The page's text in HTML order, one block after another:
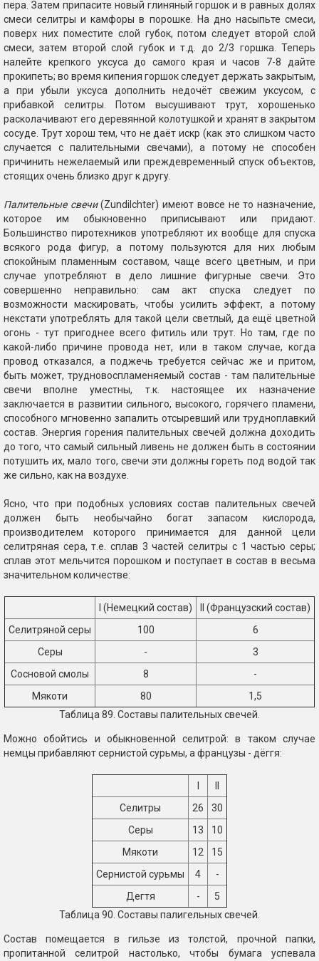
пера. Затем припасите новый глиняный горшок и в равных долях
смеси селитры и камфоры в порошке. На дно насыпьте смеси,
поверх них поместите слой губок, потом следует второй слой
смеси, затем второй слой губок и т.д. до 2/3 горшка. Теперь
налейте крепкого уксуса до самого края и часов 7-8 дайте
прокипеть; во время кипения горшок следует держать закрытым,
а при убыли уксуса дополнить недочёт свежим уксусом, с
прибавкой селитры. Потом высушивают трут, хорошенько
расколачивают его деревянной колотушкой и хранят в закрытом
сосуде. Трут хорош тем, что не даёт искр (как это слишком часто
случается с палительными свечами), а потому не способен
причинить нежелаемый или преждевременный спуск объектов,
стоящих очень близко друг к другу.
Палительные свечи(Zundilchter) имеют вовсе не то назначение,
которое им обыкновенно приписывают или придают.
Большинство пиротехников употребляют их вообще для спуска
всякого рода фигур, а потому пользуются для них любым
спокойным пламенным составом, чаще всего цветным, и при
случае употребляют в дело лишние фигурные свечи. Это
совершенно неправильно: сам акт спуска следует по
возможности маскировать, чтобы усилить эффект, а потому
некстати употреблять для такой цели светлый, да ещё цветной
огонь - тут пригоднее всего фитиль или трут. Но там, где по
какой-либо причине провода нет, или в таком случае, когда
провод отказался, а поджечь требуется сейчас же и притом,
быть может, трудновоспламеняемый состав - там палительные
свечи вполне уместны, т.к. настоящее их назначение
заключается в развитии сильного, высокого, горячего пламени,
способного мгновенно запалить отсыревший или трудноплавкий
состав. Энергия горения палительных свечей должна доходить
до того, что самый сильный ливень не должен быть в состоянии
потушить их, мало того, свечи эти должны гореть под водой так
же сильно, как на воздухе.
Ясно, что при подобных условиях состав палительных свечей
должен быть необычайно богат запасом кислорода,
производителем которого принимается для данной цели
селитряная сера, т.е. сплав 3 частей селитры с 1 частью серы;
сплав этот мельчится порошком и поступает в состав в весьма
значительном количестве:
I (Немецкий состав)
II (Французский состав)
Селитряной серы
100
6
Серы
-
3
Сосновой смолы
8
-
Мякоти
80
1,5
Таблица 89. Составы палительных свечей.
Можно обойтись и обыкновенной селитрой: в таком случае
немцы прибавляют сернистой сурьмы, а французы - дёггя:
Селитры
26
30
Серы
13
10
Мякоти
12
15
Сернистой сурьмы
4
-
Дегтя
-
5
Таблица 90. Составы палигельных свечей.
Состав помещается в гильзе из толстой, прочной папки,
пропитанной селитрой настолько, чтобы бумага успевала